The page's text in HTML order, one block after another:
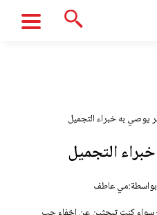
بواسطة:مي عاطف